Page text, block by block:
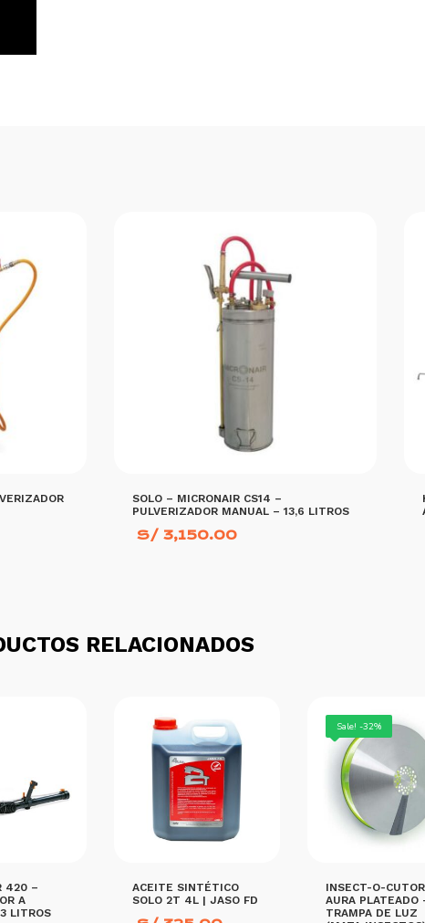
SOLO – MICRONAIR CS14 –
PULVERIZADOR MANUAL – 13,6 LITROS
S/ 3,150.00
RELACIONADOS
420 –
A
LITROS
ACEITE SINTÉTICO
SOLO 2T 4L | JASO FD
Sale! -32%
INSECT-O-
AURA PLATEADO
TRAMPA DE LUZ